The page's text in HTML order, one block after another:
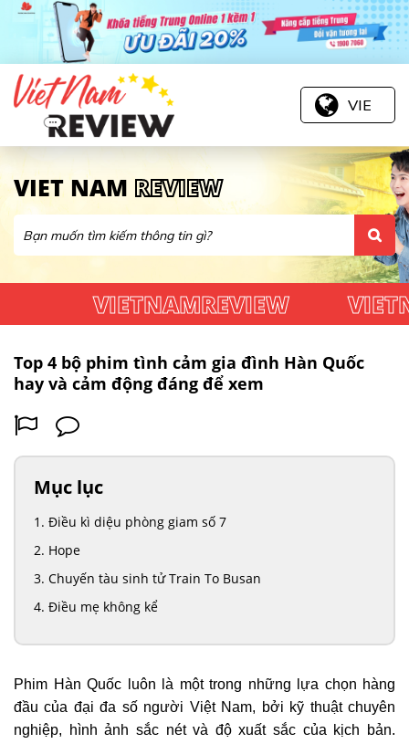
VIE
VIET NAM REVIEW
VIETNAMREVIEW
Top 4 bộ phim tình cảm gia đình Hàn Quốc
hay và cảm động đáng để xem
Mục lục
Điều kì diệu phòng giam số 7
Hope
Chuyến tàu sinh tử Train To Busan
Điều mẹ không kể
Phim Hàn Quốc luôn là một trong những lựa chọn hàng
đầu của đại đa số người Việt Nam, bởi kỹ thuật chuyên
nghiệp, hình ảnh sắc nét và độ xuất sắc của kịch bản.